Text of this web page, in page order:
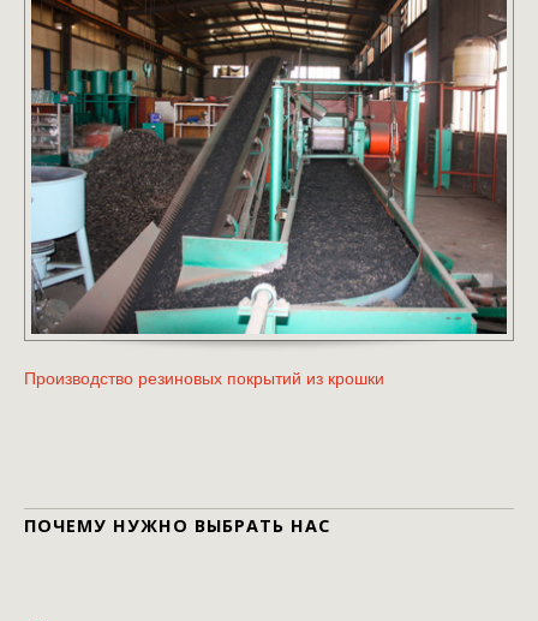
Производство резиновых покрытий из крошки
ПОЧЕМУ НУЖНО ВЫБРАТЬ НАС